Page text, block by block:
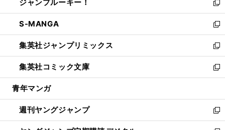
く
で
開
く
ド
ウ
で
開
く
ィ
ン
ド
ウ
で
開
く
い
ウ
ィ
ン
ド
ウ
で
開
ジャンプルーキー！
新
し
い
ウ
ィ
ン
ド
ウ
開
く
S-MANGA
新
し
い
ウ
ィ
ン
ウ
で
開
集英社ジャンプリミックス
新
し
い
ウ
ン
ド
ウ
集英社コミック文庫
新
し
ウ
ィ
ン
青年マンガ
週刊ヤングジャンプ
新
し